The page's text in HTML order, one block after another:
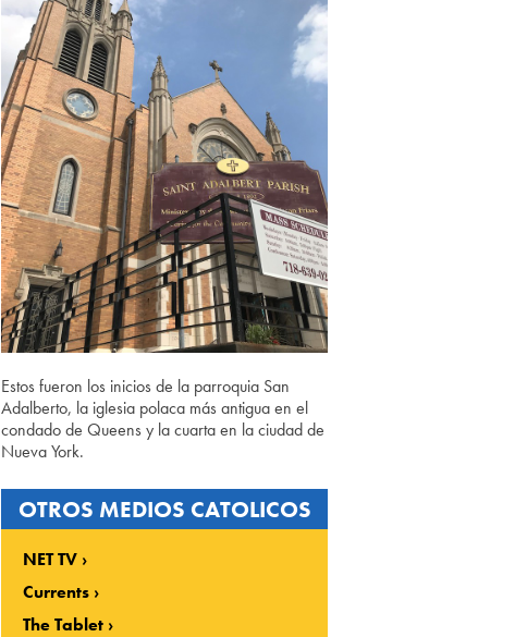
Estos fueron los inicios de la parroquia San
Adalberto, la iglesia polaca más antigua en el
condado de Queens y la cuarta en la ciudad de
Nueva York.
OTROS MEDIOS CATOLICOS
NET TV
Currents
The Tablet